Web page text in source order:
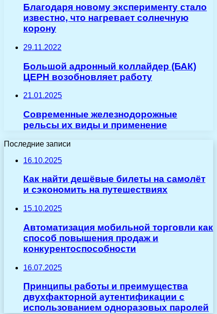
Благодаря новому эксперименту стало
известно, что нагревает солнечную
корону
29.11.2022
Большой адронный коллайдер (БАК)
ЦЕРН возобновляет работу
21.01.2025
Современные железнодорожные
рельсы их виды и применение
Последние записи
16.10.2025
Как найти дешёвые билеты на самолёт
и сэкономить на путешествиях
15.10.2025
Автоматизация мобильной торговли как
способ повышения продаж и
конкурентоспособности
16.07.2025
Принципы работы и преимущества
двухфакторной аутентификации с
использованием одноразовых паролей